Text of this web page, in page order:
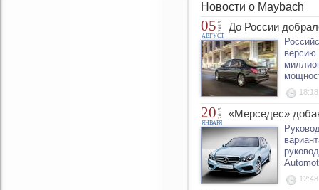
Новости о Maybach
05
АВГУСТ
2015 До России
версию
18:18
20
ЯНВАРЯ
2015 «Мерседес»
12:48